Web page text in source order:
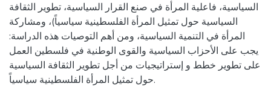
السياسية، فاعلية المرأة في صنع القرار السياسية، تطوير الثقافة
السياسية حول تمثيل المرأة الفلسطينية سياسياً)، ومشاركة
المرأة في التنمية السياسية، ومن أهم التوصيات هذه الدراسة:
يجب على الأحزاب السياسية والقوى الوطنية في فلسطين العمل
على تطوير خطط و إستراتيجيات من أجل تطوير الثقافة السياسية
حول تمثيل المرأة الفلسطينية سياسياً.